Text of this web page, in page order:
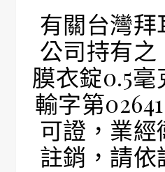
有關台灣拜
公司持有之
膜衣錠0.5
輸字第
可證，業經
註銷，請依